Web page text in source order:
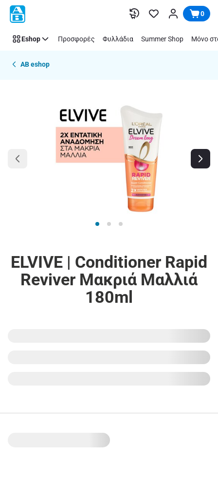
Παράλειψη 0
Eshop Προσφορές Φυλλάδια Summer Shop Μόνο
AB eshop
ELVIVE | Conditioner Rapid
Reviver Μακριά Μαλλιά
180ml